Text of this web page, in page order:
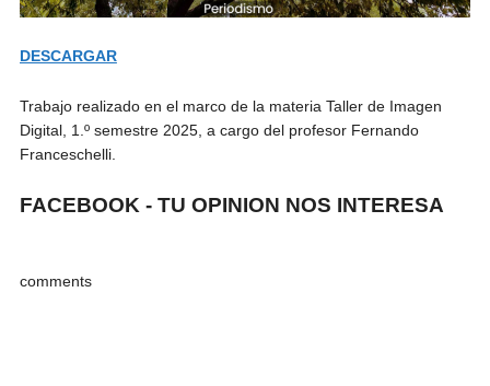
DESCARGAR
Trabajo realizado en el marco de la materia Taller de Imagen
Digital, 1.º semestre 2025, a cargo del profesor Fernando
Franceschelli.
FACEBOOK - TU OPINION NOS INTERESA
comments